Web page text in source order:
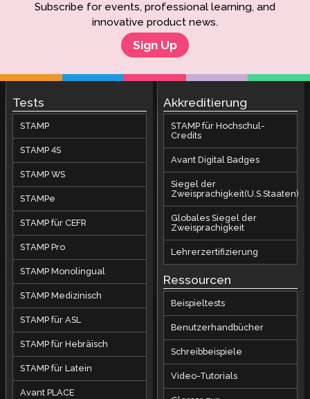
Subscribe for events, professional learning, and
innovative product news.
Sign Up
Tests
STAMP
STAMP 4S
STAMP WS
STAMPe
STAMP für CEFR
STAMP Pro
STAMP Monolingual
STAMP Medizinisch
STAMP für ASL
STAMP für Hebräisch
STAMP für Latein
Avant PLACE
Akkreditierung
STAMP für Hochschul-
Credits
Avant Digital Badges
Siegel der
Zweisprachigkeit(U.S.Staaten)
Globales Siegel der
Zweisprachigkeit
Lehrerzertifizierung
Ressourcen
Beispieltests
Benutzerhandbücher
Schreibbeispiele
Video-Tutorials